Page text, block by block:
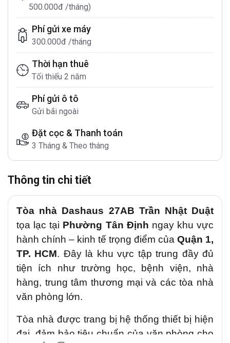
500.000đ /tháng)
Phí gửi xe máy
300.000đ /tháng
Thời hạn thuê
Tối thiểu 2 năm
Phí gửi ô tô
Gửi bãi ngoài
Đặt cọc & Thanh toán
3 Tháng & Theo tháng
Thông tin chi tiết
Tòa nhà Dashaus 27AB Trần Nhật Duật
tọa lạc tại Phường Tân Định ngay khu vực
hành chính – kinh tế trọng điểm của Quận 1,
TP. HCM. Đây là khu vực tập trung đầy đủ
tiện ích như trường học, bệnh viện, nhà
hàng, trung tâm thương mại và các tòa nhà
văn phòng lớn.
Tòa nhà được trang bị hệ thống thiết bị hiện
đại, đảm bảo tiêu chuẩn của văn phòng cho